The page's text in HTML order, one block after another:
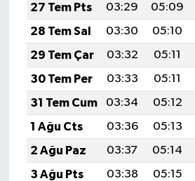
27 Tem Pts
03:29 05:09
28 Tem Sal
03:30 05:10
29 Tem Çar
03:32 05:11
30 Tem Per
03:33 05:11
31 Tem Cum
03:34 05:12
1 Ağu Cts
03:36 05:13
2 Ağu Paz
03:37 05:14
3 Ağu Pts
03:38 05:15